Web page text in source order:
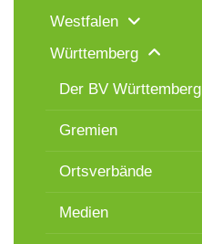
Westfalen
Württemberg
Der BV Württemberg
Gremien
Ortsverbände
Medien